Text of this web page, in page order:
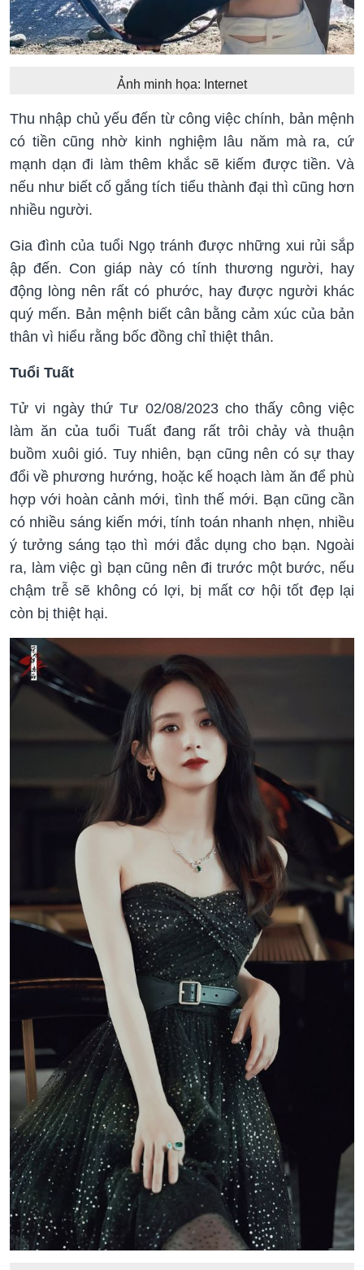
Ảnh minh họa: Internet
Thu nhập chủ yếu đến từ công việc chính, bản mệnh
có tiền cũng nhờ kinh nghiệm lâu năm mà ra, cứ
mạnh dạn đi làm thêm khắc sẽ kiếm được tiền. Và
nếu như biết cố gắng tích tiểu thành đại thì cũng hơn
nhiều người.
Gia đình của tuổi Ngọ tránh được những xui rủi sắp
ập đến. Con giáp này có tính thương người, hay
động lòng nên rất có phước, hay được người khác
quý mến. Bản mệnh biết cân bằng cảm xúc của bản
thân vì hiểu rằng bốc đồng chỉ thiệt thân.
Tuổi Tuất
Tử vi ngày thứ Tư 02/08/2023 cho thấy công việc
làm ăn của tuổi Tuất đang rất trôi chảy và thuận
buồm xuôi gió. Tuy nhiên, bạn cũng nên có sự thay
đổi về phương hướng, hoặc kế hoạch làm ăn để phù
hợp với hoàn cảnh mới, tình thế mới. Bạn cũng cần
có nhiều sáng kiến mới, tính toán nhanh nhẹn, nhiều
ý tưởng sáng tạo thì mới đắc dụng cho bạn. Ngoài
ra, làm việc gì bạn cũng nên đi trước một bước, nếu
chậm trễ sẽ không có lợi, bị mất cơ hội tốt đẹp lại
còn bị thiệt hại.